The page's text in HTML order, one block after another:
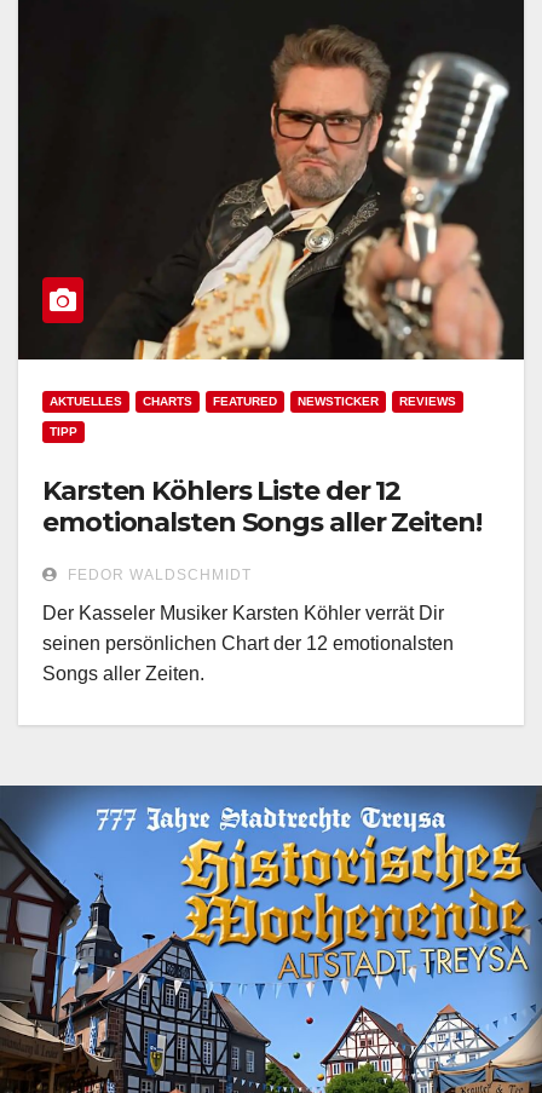
AKTUELLES CHARTS FEATURED NEWSTICKER REVIEWS
TIPP
Karsten Köhlers Liste der 12
emotionalsten Songs aller Zeiten!
FEDOR WALDSCHMIDT
Der Kasseler Musiker Karsten Köhler verrät Dir
seinen persönlichen Chart der 12 emotionalsten
Songs aller Zeiten.